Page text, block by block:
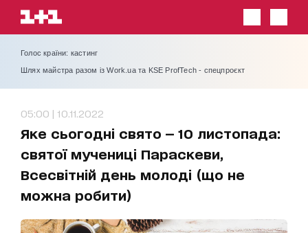
Голос країни: кастинг
Шлях майстра разом із Work.ua та KSE ProfTech - спецпроєкт
05:00 | 10.11.2022
Яке сьогодні свято — 10 листопада:
святої мучениці Параскеви,
Всесвітній день молоді (що не
можна робити)